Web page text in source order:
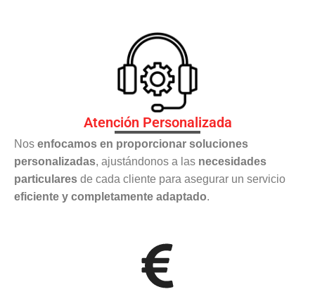
Atención Personalizada
Nos enfocamos en proporcionar soluciones
personalizadas, ajustándonos a las necesidades
particulares de cada cliente para asegurar un servicio
eficiente y completamente adaptado.